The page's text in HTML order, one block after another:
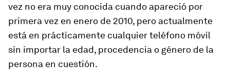
vez no era muy conocida cuando apareció por
primera vez en enero de 2010, pero actualmente
está en prácticamente cualquier teléfono móvil
sin importar la edad, procedencia o género de la
persona en cuestión.